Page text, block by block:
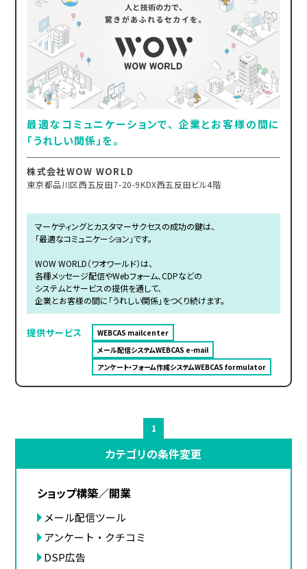
最適なコミュニケーションで、 企業とお客様の間に
「うれしい関係」を。
株式会社WOW WORLD
東京都品川区西五反田7-20-9KDX西五反田ビル4階
マーケティングとカスタマーサクセスの成功の鍵は、
「最適なコミュニケーション」です。
WOW WORLD（ワオワールド）は、
各種メッセージ配信やWebフォーム、CDPなどの
システムとサービスの提供を通して、
企業とお客様の間に「うれしい関係」をつくり続けます。
提供サービス
WEBCAS mailcenter
メール配信システムWEBCAS e-mail
アンケート・フォーム作成システムWEBCAS formulator
1
カテゴリの条件変更
ショップ構築／開業
メール配信ツール
アンケート・クチコミ
DSP広告